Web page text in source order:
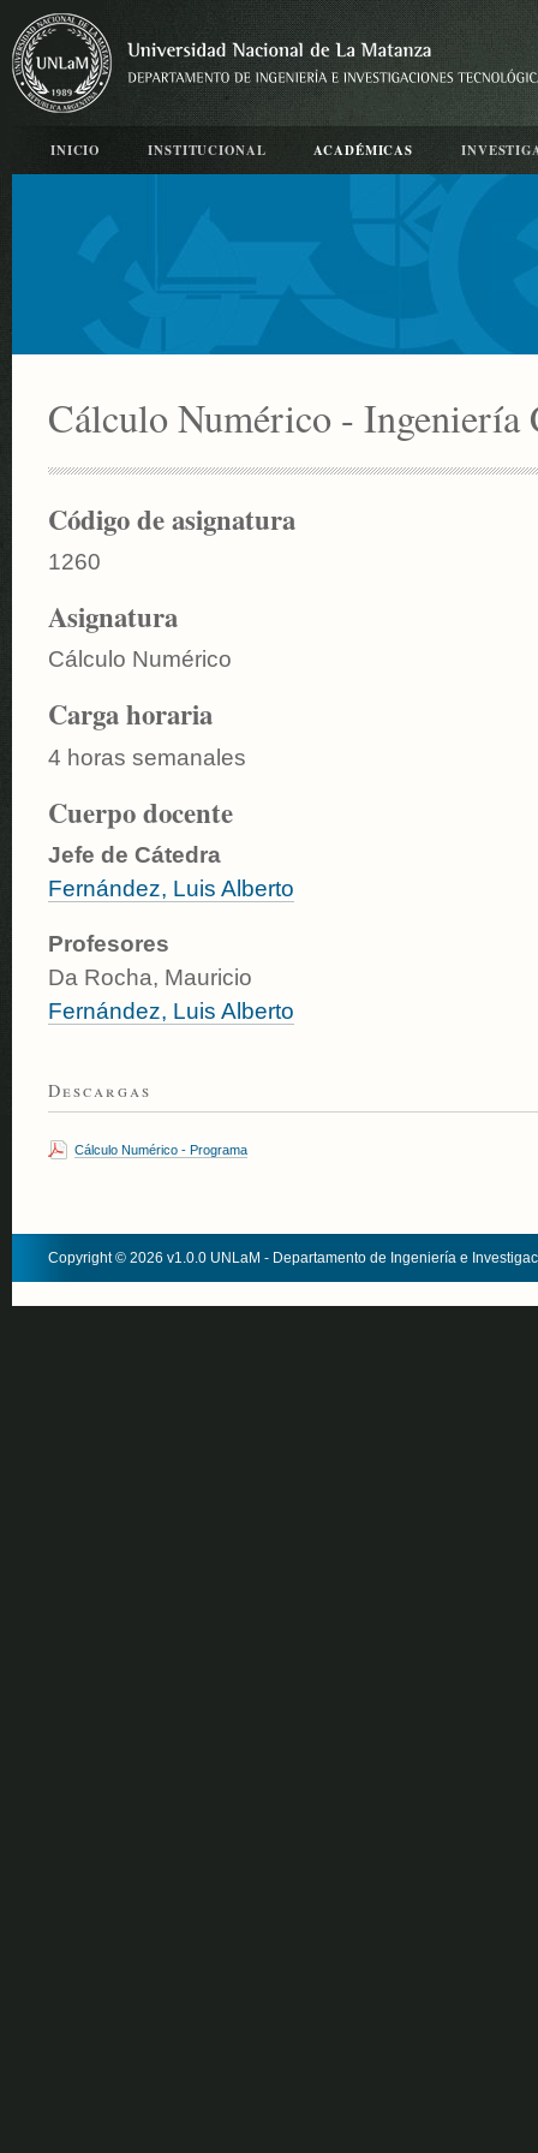
INICIO INSTITUCIONAL ACADÉMICAS
Cálculo Numérico -
Código de asignatura
1260
Asignatura
Cálculo Numérico
Carga horaria
4 horas semanales
Cuerpo docente
Jefe de Cátedra
Fernández, Luis Alberto
Profesores
Da Rocha, Mauricio
Fernández, Luis Alberto
Descargas
Cálculo Numérico - Programa
Copyright © 2026 v1.0.0 UNLaM - Departamento de Ingeniería e